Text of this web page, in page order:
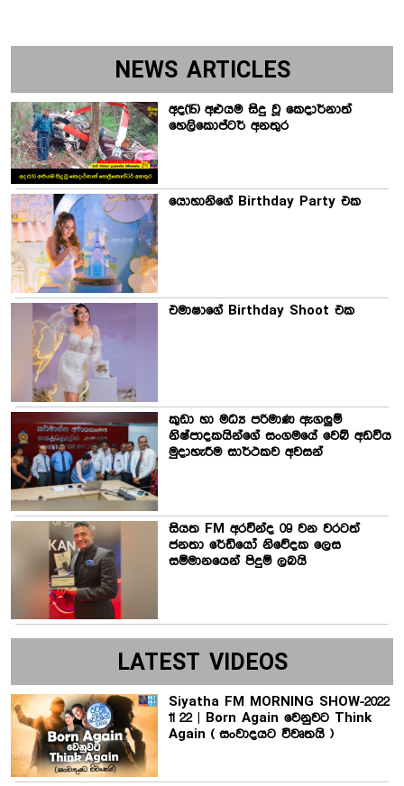
NEWS ARTICLES
අද(15) අළුයම සිදු වූ කෙදාර්නාත්
හෙලිකොප්ටර් අනතුර
යොහානිගේ Birthday Party එක
එමාෂාගේ Birthday Shoot එක
කුඩා හා මධ්‍ය පරිමාණ ඇගලුම්
නිෂ්පාදකයින්ගේ සංගමයේ වෙබ් අඩවිය
මුදාහැරීම සාර්ථකව අවසන්
සියත FM අරවින්ද 09 වන වරටත්
ජනතා රේඩියෝ නිවේදක ලෙස
සම්මානයෙන් පිදුම් ලබයි
LATEST VIDEOS
Siyatha FM MORNING SHOW-2022
11 22 | Born Again වෙනුවට Think
Again ( සංවාදයට විවෘතයි )